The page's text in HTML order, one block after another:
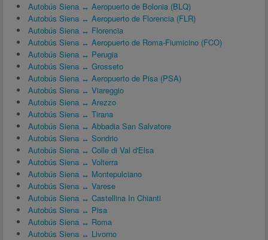
Autobús Siena ↔ Aeropuerto de Bolonia (BLQ)
Autobús Siena ↔ Aeropuerto de Florencia (FLR)
Autobús Siena ↔ Florencia
Autobús Siena ↔ Aeropuerto de Roma-Fiumicino (FCO)
Autobús Siena ↔ Perugia
Autobús Siena ↔ Grosseto
Autobús Siena ↔ Aeropuerto de Pisa (PSA)
Autobús Siena ↔ Viareggio
Autobús Siena ↔ Arezzo
Autobús Siena ↔ Tirana
Autobús Siena ↔ Abbadia San Salvatore
Autobús Siena ↔ Sondrio
Autobús Siena ↔ Colle di Val d'Elsa
Autobús Siena ↔ Volterra
Autobús Siena ↔ Montepulciano
Autobús Siena ↔ Varese
Autobús Siena ↔ Castellina In Chianti
Autobús Siena ↔ Pisa
Autobús Siena ↔ Roma
Autobús Siena ↔ Livorno